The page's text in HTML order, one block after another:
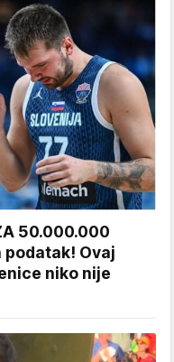
50.000.000
podatak! Ovaj
niko nije